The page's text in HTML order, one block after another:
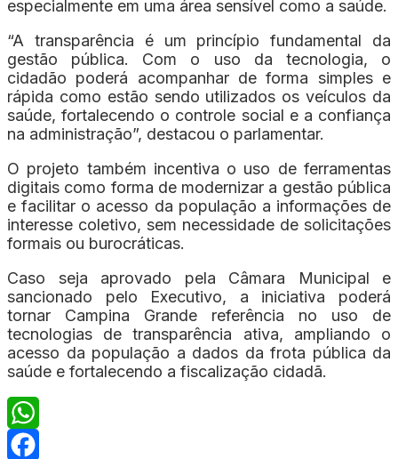
especialmente em uma área sensível como a saúde.
“A transparência é um princípio fundamental da
gestão pública. Com o uso da tecnologia, o
cidadão poderá acompanhar de forma simples e
rápida como estão sendo utilizados os veículos da
saúde, fortalecendo o controle social e a confiança
na administração”, destacou o parlamentar.
O projeto também incentiva o uso de ferramentas
digitais como forma de modernizar a gestão pública
e facilitar o acesso da população a informações de
interesse coletivo, sem necessidade de solicitações
formais ou burocráticas.
Caso seja aprovado pela Câmara Municipal e
sancionado pelo Executivo, a iniciativa poderá
tornar Campina Grande referência no uso de
tecnologias de transparência ativa, ampliando o
acesso da população a dados da frota pública da
saúde e fortalecendo a fiscalização cidadã.
WhatsApp